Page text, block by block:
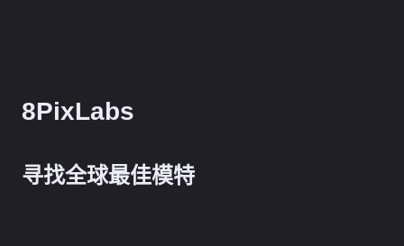
8PixLabs
寻找全球最佳模特